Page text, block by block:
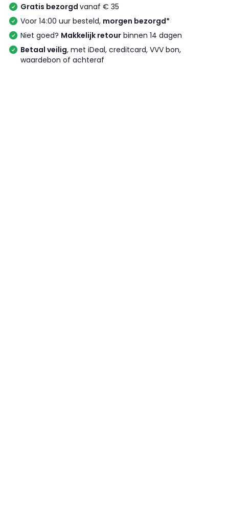
Gratis bezorgd vanaf € 35
Voor 14:00 uur besteld, morgen bezorgd*
Niet goed? Makkelijk retour binnen 14 dagen
Betaal veilig, met iDeal, creditcard, VVV bon,
waardebon of achteraf